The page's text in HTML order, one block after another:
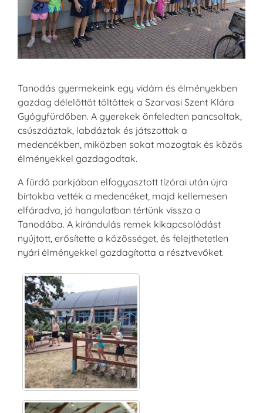
Tanodás gyermekeink egy vidám és élményekben
gazdag délelőttöt töltöttek a Szarvasi Szent Klára
Gyógyfürdőben. A gyerekek önfeledten pancsoltak,
csúszdáztak, labdáztak és játszottak a
medencékben, miközben sokat mozogtak és közös
élményekkel gazdagodtak.
A fürdő parkjában elfogyasztott tízórai után újra
birtokba vették a medencéket, majd kellemesen
elfáradva, jó hangulatban tértünk vissza a
Tanodába. A kirándulás remek kikapcsolódást
nyújtott, erősítette a közösséget, és felejthetetlen
nyári élményekkel gazdagította a résztvevőket.